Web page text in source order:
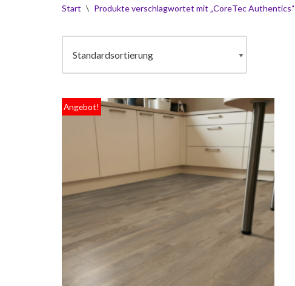
Start \ Produkte verschlagwortet mit „CoreTec Authentics“
Angebot!